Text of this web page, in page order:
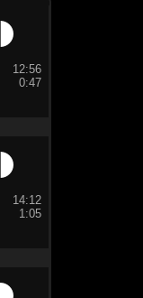
12:56
0:47
14:12
1:05